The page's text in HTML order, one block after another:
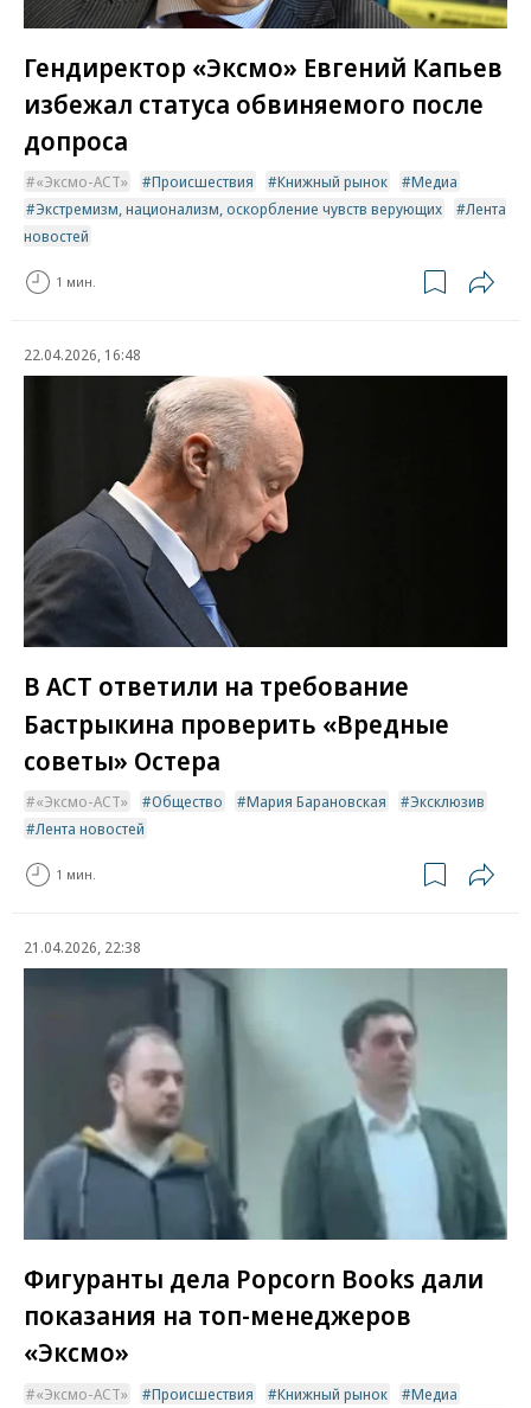
Гендиректор «Эксмо» Евгений Капьев
избежал статуса обвиняемого после
допроса
«Эксмо-АСТ» Происшествия Книжный рынок
Медиа
Экстремизм, национализм, оскорбление чувств верующих
Лента
новостей
1 мин.
22.04.2026, 16:48
В АСТ ответили на требование
Бастрыкина проверить «Вредные
советы» Остера
«Эксмо-АСТ» Общество Мария Барановская
Эксклюзив
Лента новостей
1 мин.
21.04.2026, 22:38
Фигуранты дела Popcorn Books дали
показания на топ-менеджеров
«Эксмо»
«Эксмо-АСТ» Происшествия Книжный рынок
Медиа